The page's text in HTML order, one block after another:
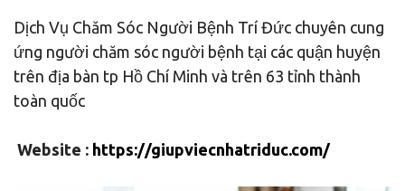
Dịch Vụ Chăm Sóc Người Bệnh Trí Đức chuyên cung
ứng người chăm sóc người bệnh tại các quận huyện
trên địa bàn tp Hồ Chí Minh và trên 63 tỉnh thành
toàn quốc
Website : https://giupviecnhatriduc.com/